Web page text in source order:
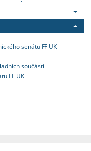
senátu FF UK
součástí
FF UK